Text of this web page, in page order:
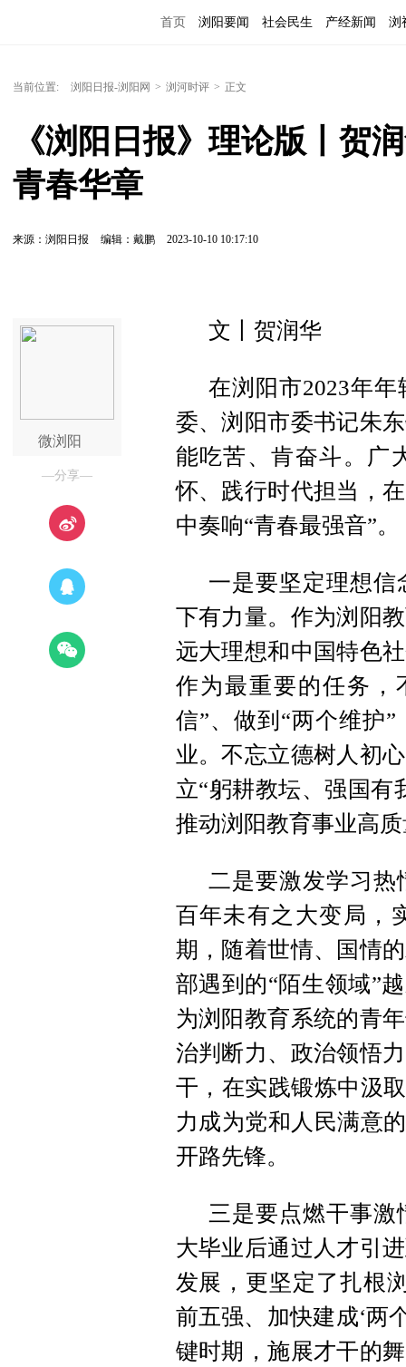
首页 浏阳要闻 社会民生 产经新闻 浏
当前位置: 浏阳日报-浏阳网 > 浏河时评 > 正文
《浏阳日报》理论版丨贺
青春华章
来源：浏阳日报 编辑：戴鹏 2023-10-10 10:17:10
微浏阳
—分享—
文丨贺润华
在浏阳市2023年
委、浏阳市委书记朱
能吃苦、肯奋斗。广
怀、践行时代担当，
中奏响“青春最强音”。
一是要坚定理想
下有力量。作为浏阳
远大理想和中国特色
作为最重要的任务，
信”、做到“两个维护
业。不忘立德树人初
立“躬耕教坛、强国有
推动浏阳教育事业高
二是要激发学习热
百年未有之大变局，
期，随着世情、国情
部遇到的“陌生领域”
为浏阳教育系统的青
治判断力、政治领悟
干，在实践锻炼中汲
力成为党和人民满意
开路先锋。
三是要点燃干事激
大毕业后通过人才引
发展，更坚定了扎根
前五强、加快建成‘两
键时期，施展才干的